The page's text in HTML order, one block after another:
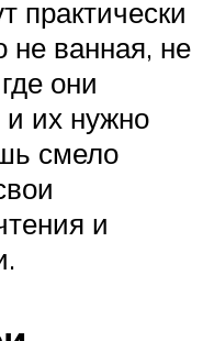
практически
не ванная, не
они
и их нужно
смело
и